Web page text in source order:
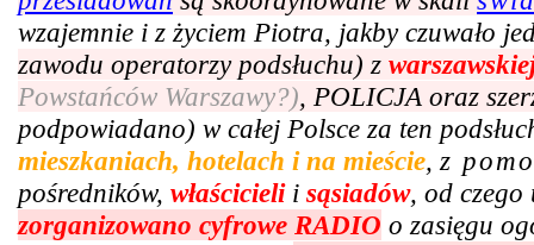
wzajemnie i z życiem Piotra, jakby czuwało
zawodu operatorzy podsłuchu) z
Powstańców Warszawy?), POLICJA oraz
podpowiadano) w całej Polsce za ten
mieszkaniach, hotelach i na mieście, z
pośredników, właścicielii sąsiadów, od czego
zorganizowano cyfrowe RADIO o zasięgu